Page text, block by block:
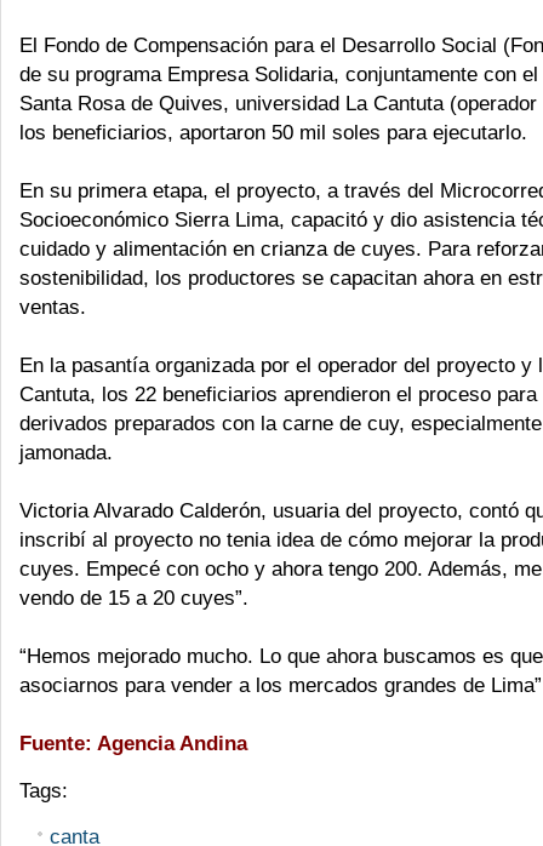
El Fondo de Compensación para el Desarrollo Social
de su programa Empresa Solidaria, conjuntamente con
Santa Rosa de Quives, universidad La Cantuta
los beneficiarios, aportaron 50 mil soles para ejecutarlo.
En su primera etapa, el proyecto, a través del
Socioeconómico Sierra Lima, capacitó y dio asistencia
cuidado y alimentación en crianza de cuyes. Para
sostenibilidad, los productores se capacitan ahora en
ventas.
En la pasantía organizada por el operador del proyecto y
Cantuta, los 22 beneficiarios aprendieron el proceso para
derivados preparados con la carne de cuy,
jamonada.
Victoria Alvarado Calderón, usuaria del proyecto, contó
inscribí al proyecto no tenia idea de cómo mejorar la
cuyes. Empecé con ocho y ahora tengo 200. Además,
vendo de 15 a 20 cuyes”.
“Hemos mejorado mucho. Lo que ahora buscamos es
asociarnos para vender a los mercados grandes de
Fuente: Agencia Andina
Tags:
canta